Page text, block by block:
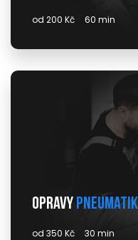
od 200 Kč 60 min
Opravy pneumatik
od 350 Kč 30 min